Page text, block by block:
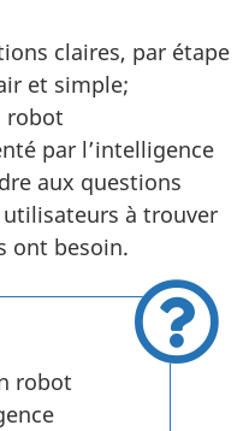
claires, par étape
et simple;
robot
par l’intelligence
aux questions
à trouver
ont besoin.
robot